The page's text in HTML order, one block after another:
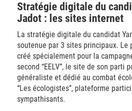
Stratégie digitale du
Jadot : les sites internet
La stratégie digitale du candidat
soutenue par 3 sites principaux. Le
créé spécialement pour la
second “EELV”, le site de son parti
généraliste et dédié au combat
“Les écologistes”, plateforme
sympathisants.